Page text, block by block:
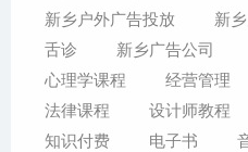
新乡户外广告投放
新
舌诊
新乡广告公司
心理学课程
经营管理
法律课程
设计师教程
知识付费
电子书